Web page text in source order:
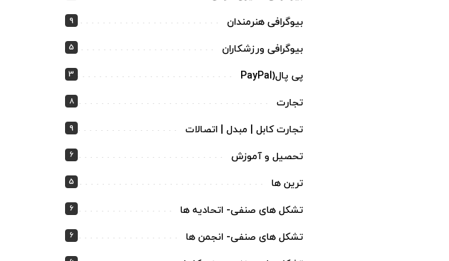
بیوگرافی هنرمندان 9
بیوگرافی ورزشکاران 5
پی پال(PayPal 3
تجارت 8
تجارت کابل | مبدل | اتصالات 9
تحصیل و آموزش 6
ترین ها 5
تشکل های صنفی- اتحادیه ها 6
تشکل های صنفی- انجمن ها 6